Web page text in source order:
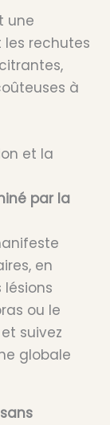
une
les rechutes
à
et la
par la
en
lésions
ou le
suivez
globale